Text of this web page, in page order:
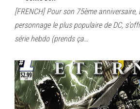
[FRENCH] Pour son 75ème anniversaire,
personnage le plus populaire de DC,
série hebdo (prends ça…